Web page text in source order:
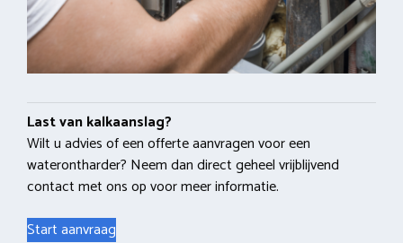
Last van kalkaanslag?
Wilt u advies of een offerte aanvragen voor een
waterontharder? Neem dan direct geheel vrijblijvend
contact met ons op voor meer informatie.
Start aanvraag